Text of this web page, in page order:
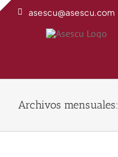
Saltar
asescu@asescu.com
Archivos mensuales: